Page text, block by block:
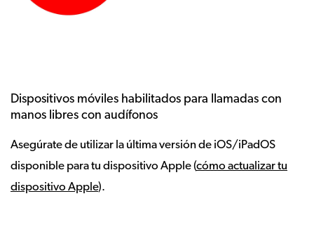
Dispositivos móviles habilitados para llamadas con
manos libres con audífonos
Asegúrate de utilizar la última versión de iOS/iPadOS
disponible para tu dispositivo Apple (cómo actualizar tu
dispositivo Apple).